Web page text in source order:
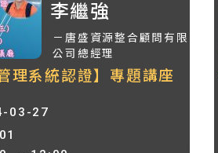
李繼強
－唐盛資源整合顧問有限
公司總經理
理系統認證】專題講座
03-27